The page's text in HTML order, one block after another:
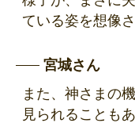
ている姿を想像
宮城さん
また、神さまの
見られることも